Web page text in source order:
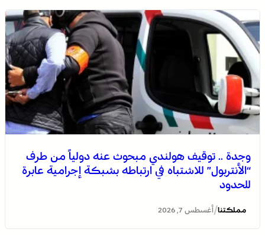
وجدة .. توقيف هولندي مبحوث عنه دولياً من طرف
“الأنتربول” للاشتباه في ارتباطه بشبكة إجرامية عابرة
للحدود
مملكتنا/ أغسطس 7, 2026